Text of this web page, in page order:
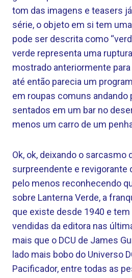
tom das imagens e teasers
série, o objeto em si tem
pode ser descrita como
verde representa uma
mostrado anteriormente para
até então parecia um
em roupas comuns andando
sentados em um bar no
menos um carro de um
Ok, ok, deixando o sarcasmo
surpreendente e revigorante
pelo menos reconhecendo
sobre Lanterna Verde, a
que existe desde 1940 e
vendidas da editora nas
mais que o DCU de James
lado mais bobo do Universo
Pacificador, entre todas as